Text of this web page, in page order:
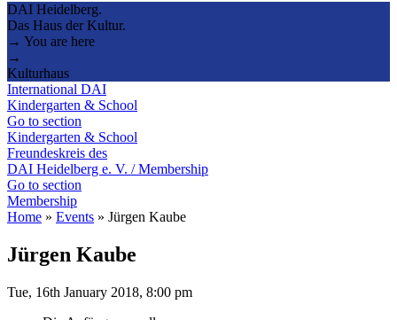
DAI Heidelberg.
Das Haus der Kultur.
→ You are here
→
Kulturhaus
International DAI
Kindergarten & School
Go to section
Kindergarten & School
Freundeskreis des
DAI Heidelberg e. V. / Membership
Go to section
Membership
Home » Events » Jürgen Kaube
Jürgen Kaube
Tue, 16th January 2018, 8:00 pm